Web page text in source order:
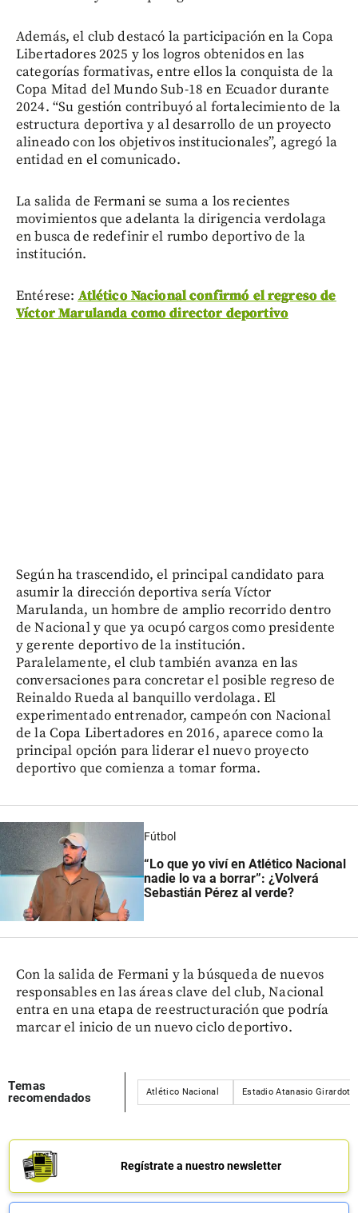
Además, el club destacó la participación en la Copa
Libertadores 2025 y los logros obtenidos en las
categorías formativas, entre ellos la conquista de la
Copa Mitad del Mundo Sub-18 en Ecuador durante
2024. “Su gestión contribuyó al fortalecimiento de la
estructura deportiva y al desarrollo de un proyecto
alineado con los objetivos institucionales”, agregó la
entidad en el comunicado.
La salida de Fermani se suma a los recientes
movimientos que adelanta la dirigencia verdolaga
en busca de redefinir el rumbo deportivo de la
institución.
Entérese: Atlético Nacional confirmó el regreso de
Víctor Marulanda como director deportivo
Según ha trascendido, el principal candidato para
asumir la dirección deportiva sería Víctor
Marulanda, un hombre de amplio recorrido dentro
de Nacional y que ya ocupó cargos como presidente
y gerente deportivo de la institución.
Paralelamente, el club también avanza en las
conversaciones para concretar el posible regreso de
Reinaldo Rueda al banquillo verdolaga. El
experimentado entrenador, campeón con Nacional
de la Copa Libertadores en 2016, aparece como la
principal opción para liderar el nuevo proyecto
deportivo que comienza a tomar forma.
Fútbol
“Lo que yo viví en Atlético Nacional
nadie lo va a borrar”: ¿Volverá
Sebastián Pérez al verde?
Con la salida de Fermani y la búsqueda de nuevos
responsables en las áreas clave del club, Nacional
entra en una etapa de reestructuración que podría
marcar el inicio de un nuevo ciclo deportivo.
Temas
recomendados
Atlético Nacional Estadio Atanasio Girardot
Regístrate a nuestro newsletter